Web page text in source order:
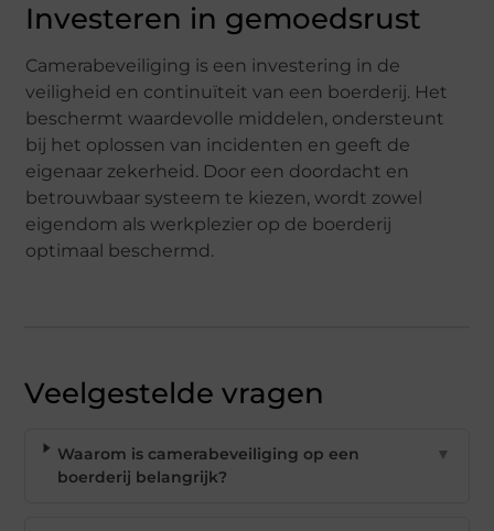
Investeren in gemoedsrust
Camerabeveiliging is een investering in de
veiligheid en continuïteit van een boerderij. Het
beschermt waardevolle middelen, ondersteunt
bij het oplossen van incidenten en geeft de
eigenaar zekerheid. Door een doordacht en
betrouwbaar systeem te kiezen, wordt zowel
eigendom als werkplezier op de boerderij
optimaal beschermd.
Veelgestelde vragen
Waarom is camerabeveiliging op een
boerderij belangrijk?
▼